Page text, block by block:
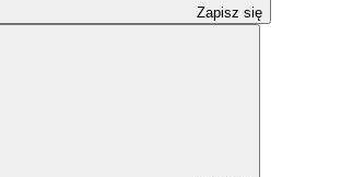
Zapisz się